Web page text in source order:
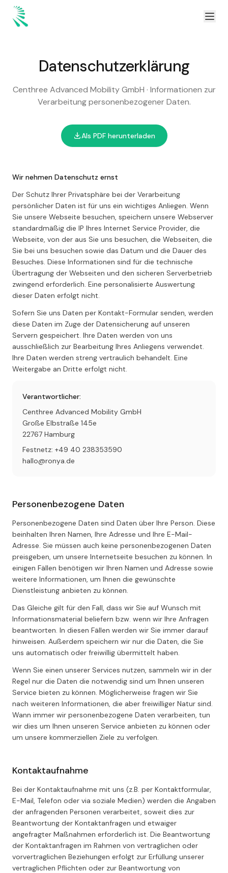
Zum Inhalt springen
Zum Hauptinhalt springen
Datenschutzerklärung
Centhree Advanced Mobility GmbH · Informationen zur
Verarbeitung personenbezogener Daten.
Als PDF herunterladen
Wir nehmen Datenschutz ernst
Der Schutz Ihrer Privatsphäre bei der Verarbeitung
persönlicher Daten ist für uns ein wichtiges Anliegen. Wenn
Sie unsere Webseite besuchen, speichern unsere Webserver
standardmäßig die IP Ihres Internet Service Provider, die
Webseite, von der aus Sie uns besuchen, die Webseiten, die
Sie bei uns besuchen sowie das Datum und die Dauer des
Besuches. Diese Informationen sind für die technische
Übertragung der Webseiten und den sicheren Serverbetrieb
zwingend erforderlich. Eine personalisierte Auswertung
dieser Daten erfolgt nicht.
Sofern Sie uns Daten per Kontakt-Formular senden, werden
diese Daten im Zuge der Datensicherung auf unseren
Servern gespeichert. Ihre Daten werden von uns
ausschließlich zur Bearbeitung Ihres Anliegens verwendet.
Ihre Daten werden streng vertraulich behandelt. Eine
Weitergabe an Dritte erfolgt nicht.
Verantwortlicher:
Centhree Advanced Mobility GmbH
Große Elbstraße 145e
22767 Hamburg
Festnetz: +49 40 238353590
hallo@ronya.de
Personenbezogene Daten
Personenbezogene Daten sind Daten über Ihre Person. Diese
beinhalten Ihren Namen, Ihre Adresse und Ihre E-Mail-
Adresse. Sie müssen auch keine personenbezogenen Daten
preisgeben, um unsere Internetseite besuchen zu können. In
einigen Fällen benötigen wir Ihren Namen und Adresse sowie
weitere Informationen, um Ihnen die gewünschte
Dienstleistung anbieten zu können.
Das Gleiche gilt für den Fall, dass wir Sie auf Wunsch mit
Informationsmaterial beliefern bzw. wenn wir Ihre Anfragen
beantworten. In diesen Fällen werden wir Sie immer darauf
hinweisen. Außerdem speichern wir nur die Daten, die Sie
uns automatisch oder freiwillig übermittelt haben.
Wenn Sie einen unserer Services nutzen, sammeln wir in der
Regel nur die Daten die notwendig sind um Ihnen unseren
Service bieten zu können. Möglicherweise fragen wir Sie
nach weiteren Informationen, die aber freiwilliger Natur sind.
Wann immer wir personenbezogene Daten verarbeiten, tun
wir dies um Ihnen unseren Service anbieten zu können oder
um unsere kommerziellen Ziele zu verfolgen.
Kontaktaufnahme
Bei der Kontaktaufnahme mit uns (z.B. per Kontaktformular,
E-Mail, Telefon oder via soziale Medien) werden die Angaben
der anfragenden Personen verarbeitet, soweit dies zur
Beantwortung der Kontaktanfragen und etwaiger
angefragter Maßnahmen erforderlich ist. Die Beantwortung
der Kontaktanfragen im Rahmen von vertraglichen oder
vorvertraglichen Beziehungen erfolgt zur Erfüllung unserer
vertraglichen Pflichten oder zur Beantwortung von